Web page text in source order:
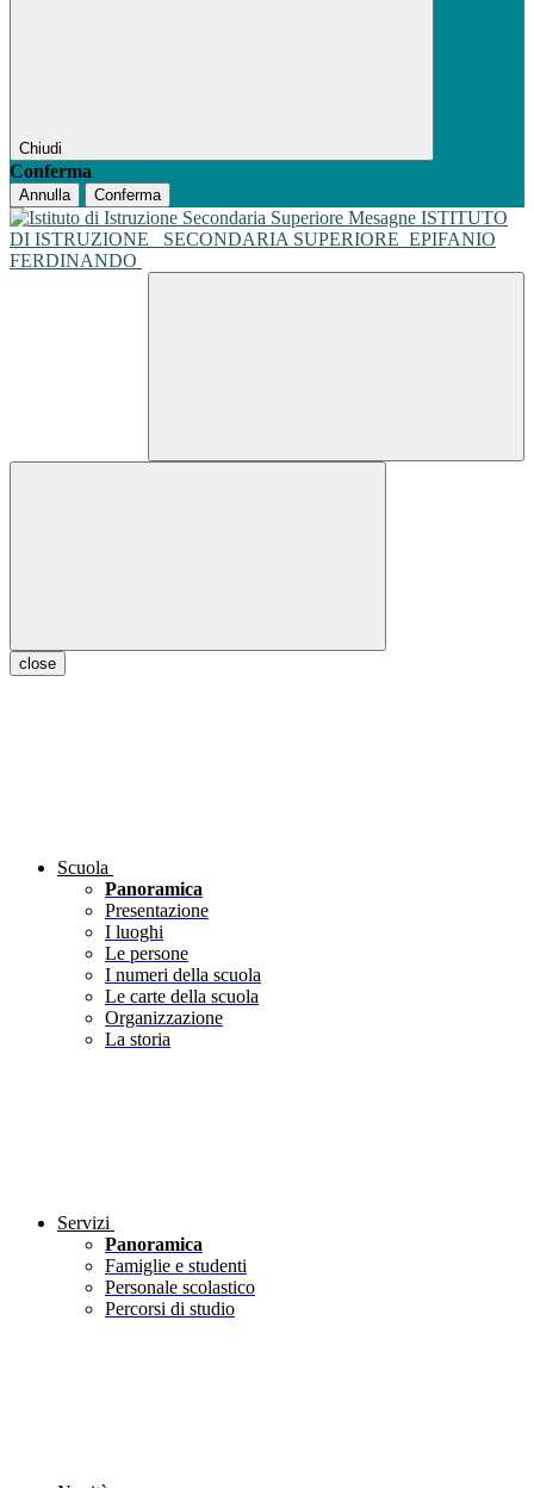
Chiudi
Conferma
Annulla Conferma
ISTITUTO
DI ISTRUZIONE
SECONDARIA SUPERIORE EPIFANIO
FERDINANDO
close
Scuola
Panoramica
Presentazione
I luoghi
Le persone
I numeri della scuola
Le carte della scuola
Organizzazione
La storia
Servizi
Panoramica
Famiglie e studenti
Personale scolastico
Percorsi di studio